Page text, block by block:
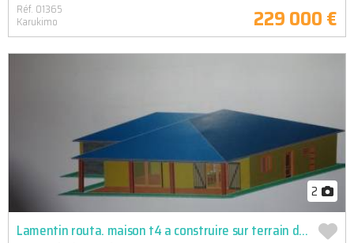
Réf. 01365
Karukimo 229 000 €
2
Lamentin routa. maison t4 a construire sur terrain de 400m2. proche nationale. secteur tres calme. 210 ...